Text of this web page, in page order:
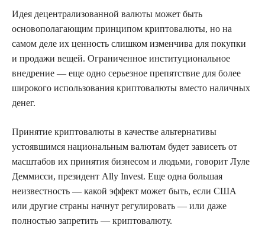
Идея децентрализованной валюты может быть
основополагающим принципом криптовалюты, но на
самом деле их ценность слишком изменчива для покупки
и продажи вещей. Ограниченное институциональное
внедрение — еще одно серьезное препятствие для более
широкого использования криптовалюты вместо наличных
денег.
Принятие криптовалюты в качестве альтернативы
устоявшимся национальным валютам будет зависеть от
масштабов их принятия бизнесом и людьми, говорит Луле
Деммисси, президент Ally Invest. Еще одна большая
неизвестность — какой эффект может быть, если США
или другие страны начнут регулировать — или даже
полностью запретить — криптовалюту.